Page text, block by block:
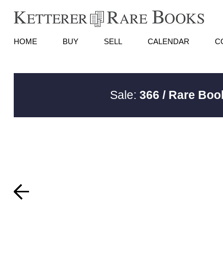
HOME BUY SELL CALENDAR
Sale:366 / Rare